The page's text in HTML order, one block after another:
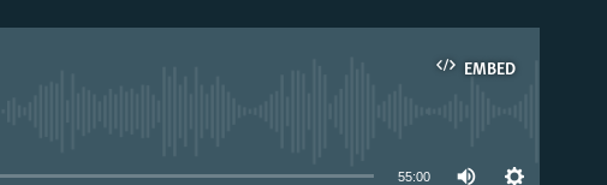
EMBED
55:00